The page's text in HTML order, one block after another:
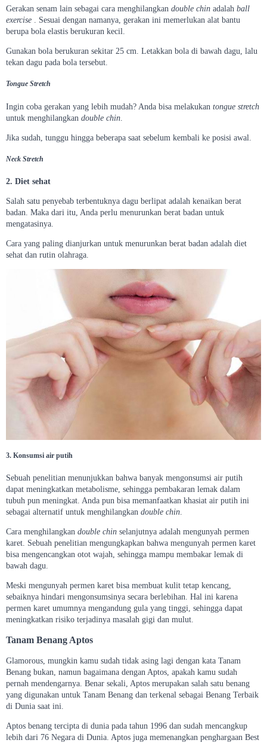
Gerakan senam lain sebagai cara menghilangkan double chin adalah ball
exercise . Sesuai dengan namanya, gerakan ini memerlukan alat bantu
berupa bola elastis berukuran kecil.
Gunakan bola berukuran sekitar 25 cm. Letakkan bola di bawah dagu, lalu
tekan dagu pada bola tersebut.
Tongue Stretch
Ingin coba gerakan yang lebih mudah? Anda bisa melakukan tongue stretch
untuk menghilangkan double chin
Jika sudah, tunggu hingga beberapa saat sebelum kembali ke posisi awal.
Neck Stretch
2. Diet sehat
Salah satu penyebab terbentuknya dagu berlipat adalah kenaikan berat
badan. Maka dari itu, Anda perlu menurunkan berat badan untuk
mengatasinya.
Cara yang paling dianjurkan untuk menurunkan berat badan adalah diet
sehat dan rutin olahraga.
3. Konsumsi air putih
Sebuah penelitian menunjukkan bahwa banyak mengonsumsi air putih
dapat meningkatkan metabolisme, sehingga pembakaran lemak dalam
tubuh pun meningkat. Anda pun bisa memanfaatkan khasiat air putih ini
sebagai alternatif untuk menghilangkan double chin.
Cara menghilangkan double chin selanjutnya adalah mengunyah permen
karet. Sebuah penelitian mengungkapkan bahwa mengunyah permen karet
bisa mengencangkan otot wajah, sehingga mampu membakar lemak di
bawah dagu.
Meski mengunyah permen karet bisa membuat kulit tetap kencang,
sebaiknya hindari mengonsumsinya secara berlebihan. Hal ini karena
permen karet umumnya mengandung gula yang tinggi, sehingga dapat
meningkatkan risiko terjadinya masalah gigi dan mulut.
Tanam Benang Aptos
Glamorous, mungkin kamu sudah tidak asing lagi dengan kata Tanam
Benang bukan, namun bagaimana dengan Aptos, apakah kamu sudah
pernah mendengarnya. Benar sekali, Aptos merupakan salah satu benang
yang digunakan untuk Tanam Benang dan terkenal sebagai Benang Terbaik
di Dunia saat ini.
Aptos benang tercipta di dunia pada tahun 1996 dan sudah mencangkup
lebih dari 76 Negara di Dunia. Aptos juga memenangkan penghargaan Best